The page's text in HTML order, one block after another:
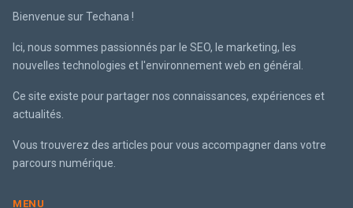
Bienvenue sur Techana !
Ici, nous sommes passionnés par le SEO, le marketing, les
nouvelles technologies et l'environnement web en général.
Ce site existe pour partager nos connaissances, expériences et
actualités.
Vous trouverez des articles pour vous accompagner dans votre
parcours numérique.
MENU